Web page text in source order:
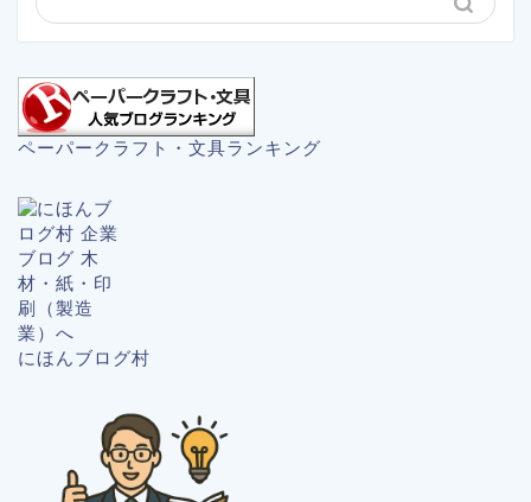
ペーパークラフト・文具ランキング
にほんブログ村